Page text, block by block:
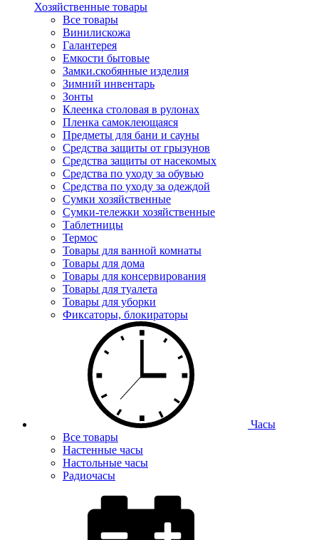
Хозяйственные товары
Все товары
Винилискожа
Галантерея
Емкости бытовые
Замки.скобянные изделия
Зимний инвентарь
Зонты
Клеенка столовая в рулонах
Пленка самоклеющаяся
Предметы для бани и сауны
Средства защиты от грызунов
Средства защиты от насекомых
Средства по уходу за обувью
Средства по уходу за одеждой
Сумки хозяйственные
Сумки-тележки хозяйственные
Таблетницы
Термос
Товары для ванной комнаты
Товары для дома
Товары для консервирования
Товары для туалета
Товары для уборки
Фиксаторы, блокираторы
Часы
Все товары
Настенные часы
Настольные часы
Радиочасы